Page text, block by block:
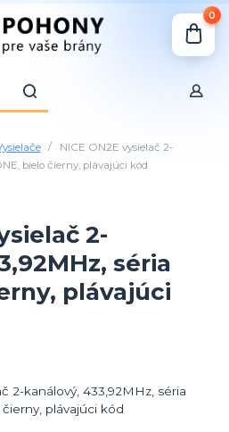
0
NICE ON2E vysielač 2-
bielo čierny, plávajúci kód
2-
séria
plávajúci